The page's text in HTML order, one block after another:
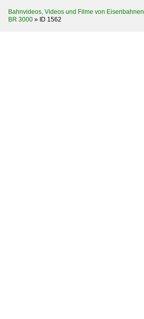
Bahnvideos, Videos und Filme von Eisenbahnen
BR 3000 » ID 1562